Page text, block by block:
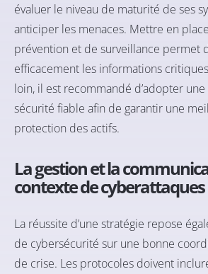
évaluer le niveau de maturité de ses
anticiper les menaces. Mettre en
prévention et de surveillance permet
efficacement les informations
loin, il est recommandé d’adopter
sécurité fiable afin de garantir une
protection des actifs.
La gestion et la
contexte de cyberattaques
La réussite d’une stratégie repose
de cybersécurité sur une bonne
de crise. Les protocoles doivent